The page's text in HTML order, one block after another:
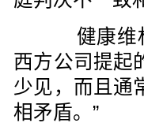
健康维权
西方公司提起
少见，而且通
相矛盾。”